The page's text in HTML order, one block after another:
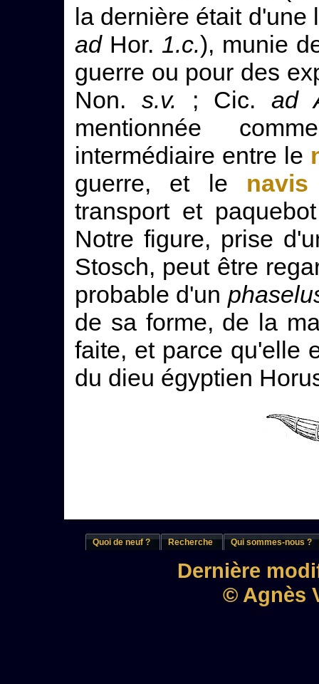
la dernière était d'une
adHor. 1.c.), munie
guerre ou pour des
Non. s.v. ; Cic.ad
mentionnée
intermédiaire entre le
guerre, et le
transport et
Notre figure, prise
Stosch, peut être
probable d'un
de sa forme, de la
faite, et parce qu'elle
du dieu égyptien
Quoi de neuf ? Recherche Qui sommes-nous ?
Dernière
© Agnès